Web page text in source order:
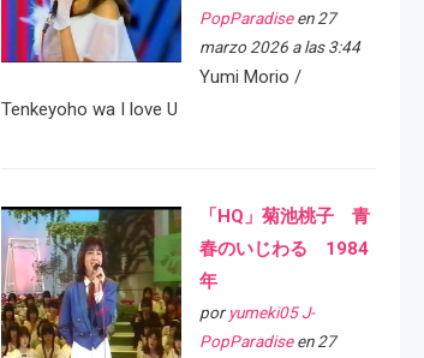
PopParadiseen 27
marzo 2026 a las 3:44
Yumi Morio /
Tenkeyoho wa I love U
「HQ」菊池桃子 青
春のいじわる 1984
年
por yumeki05 J-
PopParadiseen 27